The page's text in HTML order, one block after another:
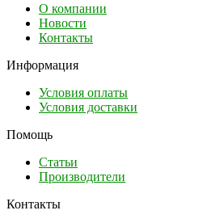
О компании
Новости
Контакты
Информация
Условия оплаты
Условия доставки
Помощь
Статьи
Производители
Контакты